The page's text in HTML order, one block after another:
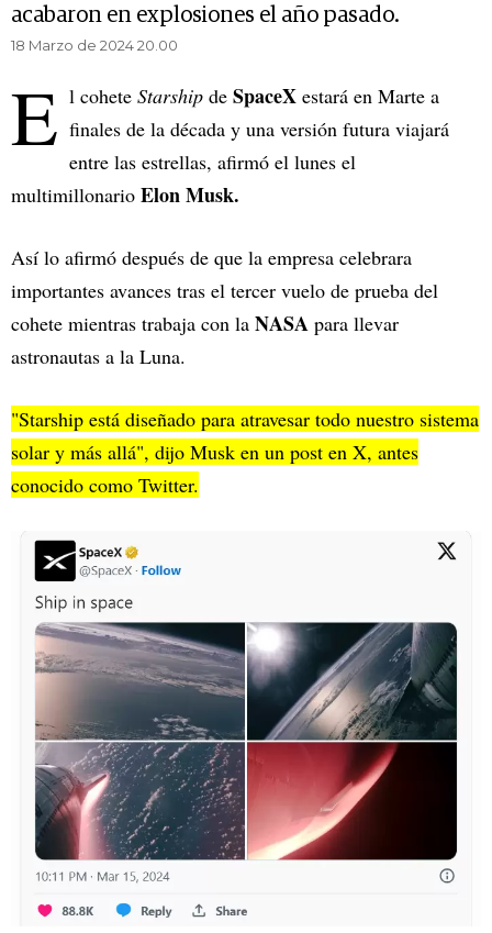
acabaron en explosiones el año pasado.
18 Marzo de 2024 20.00
E l cohete Starship de SpaceX estará en Marte a
finales de la década y una versión futura viajará
entre las estrellas, afirmó el lunes el
multimillonario Elon Musk.
Así lo afirmó después de que la empresa celebrara
importantes avances tras el tercer vuelo de prueba del
cohete mientras trabaja con la NASA para llevar
astronautas a la Luna.
"Starship está diseñado para atravesar todo nuestro sistema
solar y más allá", dijo Musk en un post en X, antes
conocido como Twitter.